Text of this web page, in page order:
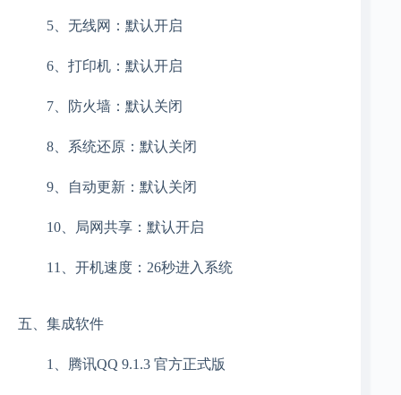
5、无线网：默认开启
6、打印机：默认开启
7、防火墙：默认关闭
8、系统还原：默认关闭
9、自动更新：默认关闭
10、局网共享：默认开启
11、开机速度：26秒进入系统
五、集成软件
1、腾讯QQ 9.1.3 官方正式版